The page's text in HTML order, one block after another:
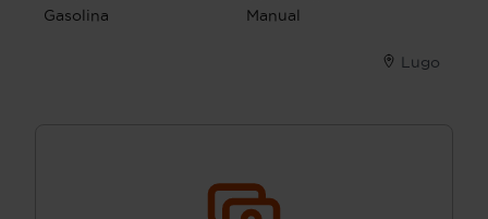
Gasolina
Manual
Lugo